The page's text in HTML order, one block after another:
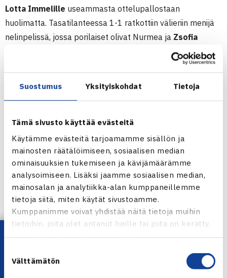
Suostumus Yksityiskohdat Tietoja
Tämä sivusto käyttää evästeitä
Käytämme evästeitä tarjoamamme sisällön ja
mainosten räätälöimiseen, sosiaalisen median
ominaisuuksien tukemiseen ja kävijämäärämme
analysoimiseen. Lisäksi jaamme sosiaalisen median,
mainosalan ja analytiikka-alan kumppaneillemme
tietoja siitä, miten käytät sivustoamme.
Kumppanimme voivat yhdistää näitä tietoja muihin
tietoihin, joita olet antanut heille tai joita on kerätty,
kun olet käyttänyt heidän palvelujaan.
valinta
Välttämätön
Lotta Immelille useammasta ottelupallostaan
huolimatta. Tasatilanteessa 1-1 ratkottiin välieriin menijä
nelinpelissä, jossa porilaiset olivat Nurmea ja Zsofia
varmistivat paikan ensi kauden naisten ylempään
Välieriin runkosarjan voittaja TaTS saa valita joko Smashin
tai PVS:n. Runkosarjan kakkonen, HVS, kohtaa sitten toisen
puolivälieräottelun voittajan.
Välierät pelataan 15.3. Sekä TaTS:lla että HVS:lla on
kotietu.
Naisten Norpe Tennisliiga
Puolivälierät 8.3.
Finland Tennis Club, Helsinki
Lataa OmaTennis!